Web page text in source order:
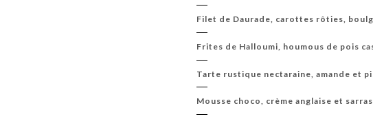
Filet de Daurade, carottes rôties,
Frites de Halloumi, houmous de pois
Tarte rustique nectaraine, amande et
Mousse choco, crème anglaise et